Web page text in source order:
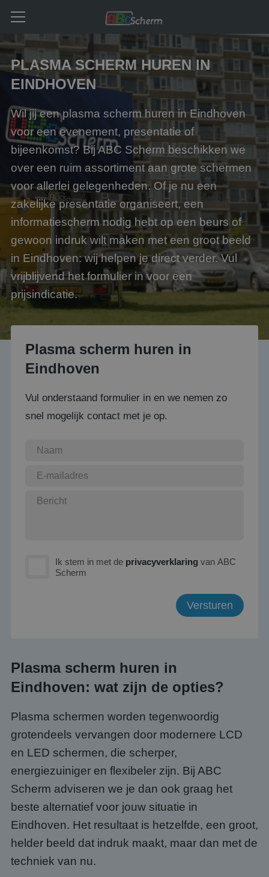
PLASMA SCHERM HUREN IN
EINDHOVEN
Wil jij een plasma scherm huren in Eindhoven
voor een evenement, presentatie of
bijeenkomst? Bij ABC Scherm beschikken we
over een ruim assortiment aan grote schermen
voor allerlei gelegenheden. Of je nu een
zakelijke presentatie organiseert, een
informatiescherm nodig hebt op een beurs of
gewoon indruk wilt maken met een groot beeld
in Eindhoven: wij helpen je direct verder. Vul
vrijblijvend het formulier in voor een
prijsindicatie.
Plasma scherm huren in
Eindhoven
Vul onderstaand formulier in en we nemen zo
snel mogelijk contact met je op.
Ik stem in met de privacyverklaring van ABC
Scherm
Plasma scherm huren in
Eindhoven: wat zijn de opties?
Plasma schermen worden tegenwoordig
grotendeels vervangen door modernere LCD
en LED schermen, die scherper,
energiezuiniger en flexibeler zijn. Bij ABC
Scherm adviseren we je dan ook graag het
beste alternatief voor jouw situatie in
Eindhoven. Het resultaat is hetzelfde, een groot,
helder beeld dat indruk maakt, maar dan met de
techniek van nu.